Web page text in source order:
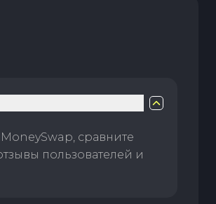
сравните
пользователей и